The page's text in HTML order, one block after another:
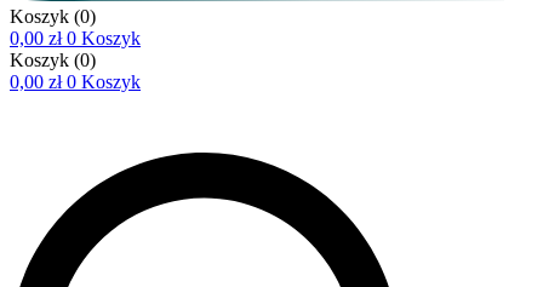
Koszyk (0)
0,00 zł 0 Koszyk
Koszyk (0)
0,00 zł 0 Koszyk